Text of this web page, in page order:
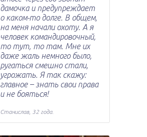
дамочка и предупреждает
о каком-то долге. В общем,
на меня начали охоту. А я
человек командировочный,
то тут, то там. Мне их
даже жаль немного было,
ругаться смешно стали,
угрожать. Я так скажу:
главное – знать свои права
и не бояться!
Станислав, 32 года.